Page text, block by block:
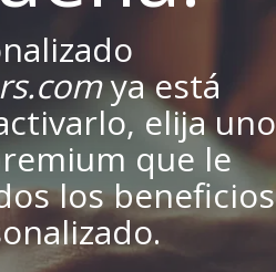
ya está
elija uno
que le
los beneficios